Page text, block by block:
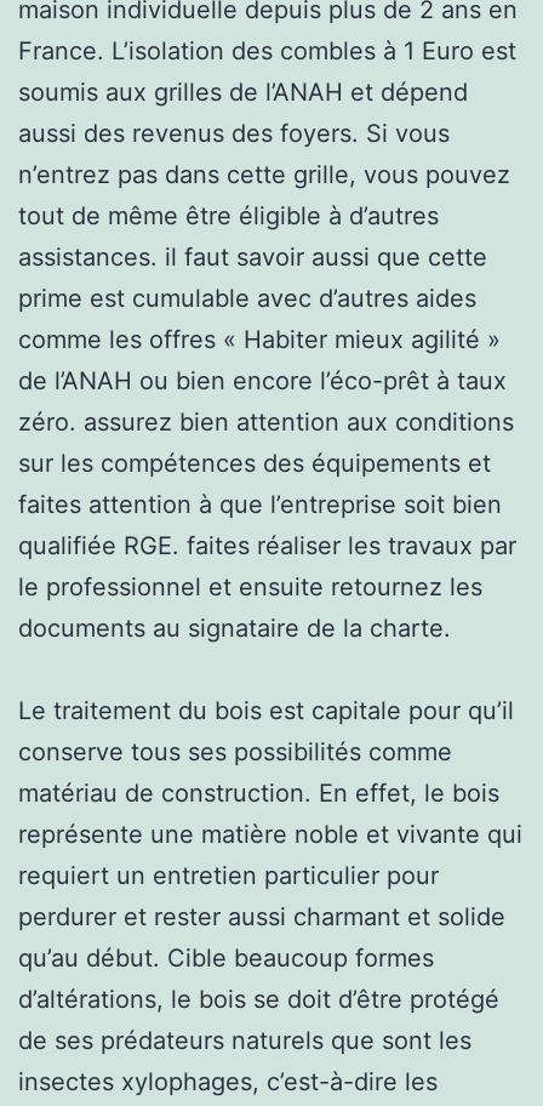
maison individuelle depuis plus de 2 ans en
France. L’isolation des combles à 1 Euro est
soumis aux grilles de l’ANAH et dépend
aussi des revenus des foyers. Si vous
n’entrez pas dans cette grille, vous pouvez
tout de même être éligible à d’autres
assistances. il faut savoir aussi que cette
prime est cumulable avec d’autres aides
comme les offres « Habiter mieux agilité »
de l’ANAH ou bien encore l’éco-prêt à taux
zéro. assurez bien attention aux conditions
sur les compétences des équipements et
faites attention à que l’entreprise soit bien
qualifiée RGE. faites réaliser les travaux par
le professionnel et ensuite retournez les
documents au signataire de la charte.
Le traitement du bois est capitale pour qu’il
conserve tous ses possibilités comme
matériau de construction. En effet, le bois
représente une matière noble et vivante qui
requiert un entretien particulier pour
perdurer et rester aussi charmant et solide
qu’au début. Cible beaucoup formes
d’altérations, le bois se doit d’être protégé
de ses prédateurs naturels que sont les
insectes xylophages, c’est-à-dire les